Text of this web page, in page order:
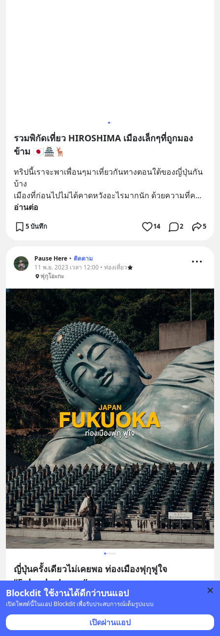
Blockdit ใช้งานได้ดีกว่าบนแอป
เปิดโพสต์นี้ในแอป Blockdit เพื่อรับประสบการณ์เต็มรูปแบบ
เปิดผ่านแอป
รวมพิกัดเที่ยว HIROSHIMA เมืองเล็กๆที่ถูกมอง
ข้าม 🇯🇵🏯🦌
ทริปนี้เราจะพาเพื่อนๆมาเที่ยวกันทางตอนใต้ของญี่ปุ่นกัน
บ้าง
เมืองที่ก่อนไปไม่ได้คาดหวังอะไรมากนัก ด้วยความที่ค
อ่านต่อ
5 บันทึก 14 2 5
Pause Here • ติดตาม
11 พ.ย. 2023 เวลา 12:00 • ท่องเที่ยว
ฟุกุโอะกะ
ญี่ปุ่นครั้งเดียวไม่เคยพอ ท่องเมืองฟุกุฟูใจ
“Fukuoka Japan”
พูดถึงประเทศญี่ปุ่นแล้วคงเป็นประเทศแรกๆ ที่ใครหลาย
คนใฝ่ผันที่จะไปเยือนสักครั้งในชีวิตและหนึ่งในนั้นก็เป็น
เราเช่นกัน ทริปนี้เราเลือกที่จะไปเมืองฟุกุโอก